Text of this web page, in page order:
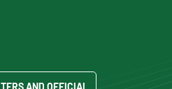
AND OFFICIAL